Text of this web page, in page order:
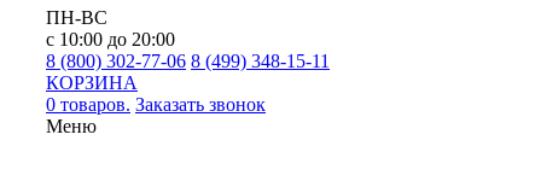
ПН-ВС
с 10:00 до 20:00
8 (800) 302-77-06 8 (499) 348-15-11
КОРЗИНА
0 товаров. Заказать звонок
Меню